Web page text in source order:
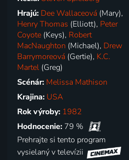
Hrajú: Dee Wallaceová (Mary),
Henry Thomas (Elliott), Peter
Coyote (Keys), Robert
MacNaughton (Michael), Drew
Barrymoreová (Gertie), K.C.
Martel (Greg)
Scénár: Melissa Mathison
Krajina: USA
Rok výroby: 1982
Hodnocenie: 79 %
Prehrajte si tento program
vysielaný v televízii